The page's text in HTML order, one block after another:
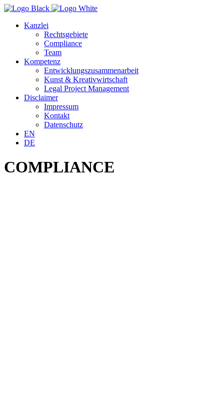
Kanzlei
Rechtsgebiete
Compliance
Team
Kompetenz
Entwicklungszusammenarbeit
Kunst & Kreativwirtschaft
Legal Project Management
Disclaimer
Impressum
Kontakt
Datenschutz
EN
DE
COMPLIANCE